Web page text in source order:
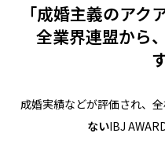
「成婚主義のアク
全業界連盟から
成婚実績などが評価され、
ないIBJ